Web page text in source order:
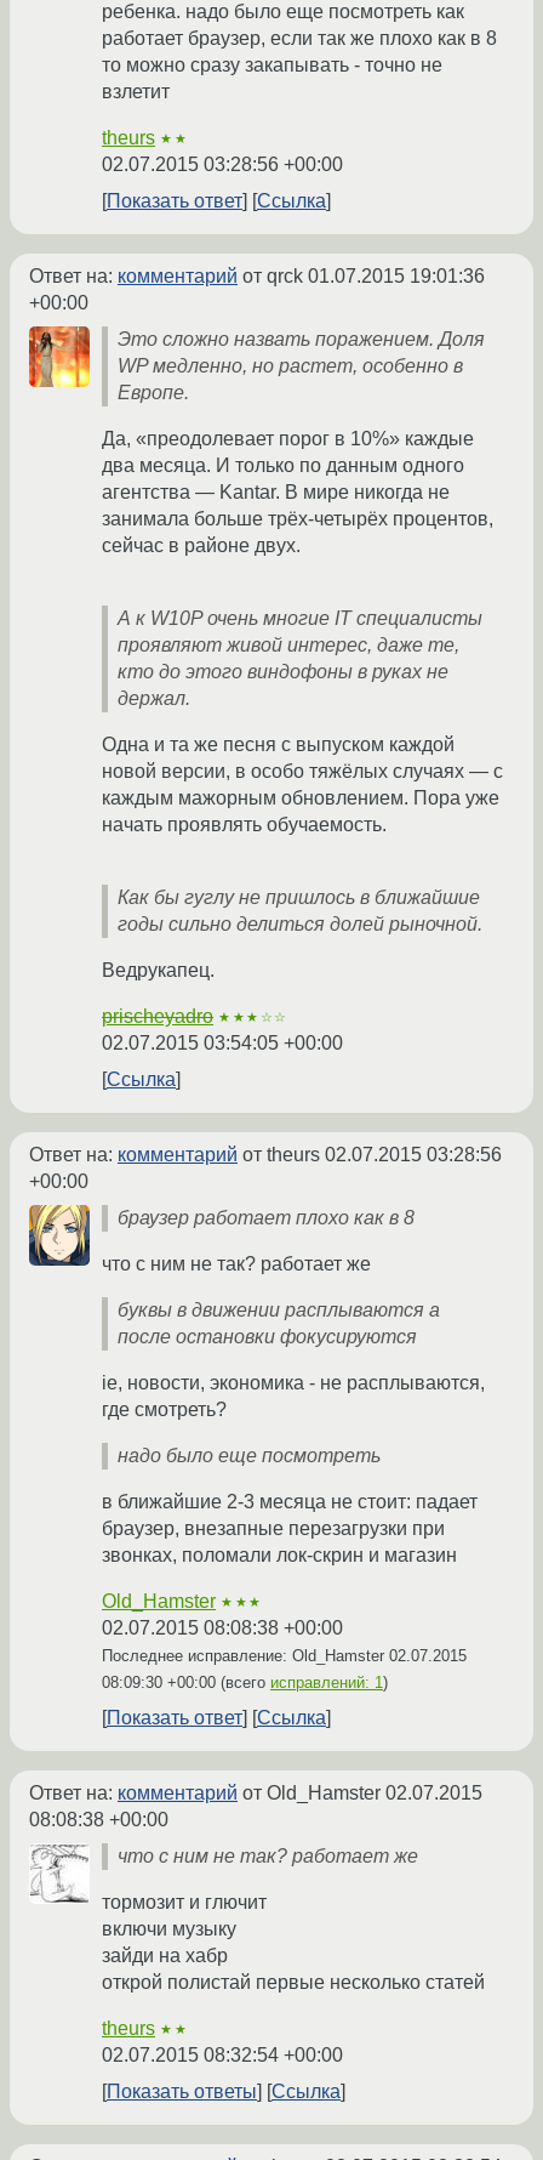
ребенка. надо было еще посмотреть как
работает браузер, если так же плохо как в 8
то можно сразу закапывать - точно не
взлетит
theurs ★★
02.07.2015 03:28:56 +00:00
Показать ответ
Ссылка
Ответ на: комментарий от qrck 01.07.2015 19:01:36
+00:00
Это сложно назвать поражением. Доля
WP медленно, но растет, особенно в
Европе.
Да, «преодолевает порог в 10%» каждые
два месяца. И только по данным одного
агентства — Kantar. В мире никогда не
занимала больше трёх-четырёх процентов,
сейчас в районе двух.
А к W10P очень многие IT специалисты
проявляют живой интерес, даже те,
кто до этого виндофоны в руках не
держал.
Одна и та же песня с выпуском каждой
новой версии, в особо тяжёлых случаях — с
каждым мажорным обновлением. Пора уже
начать проявлять обучаемость.
Как бы гуглу не пришлось в ближайшие
годы сильно делиться долей рыночной.
Ведрукапец.
prischeyadro ★★★☆☆
02.07.2015 03:54:05 +00:00
Ссылка
Ответ на: комментарий от theurs 02.07.2015 03:28:56
+00:00
браузер работает плохо как в 8
что с ним не так? работает же
буквы в движении расплываются а
после остановки фокусируются
ie, новости, экономика - не расплываются,
где смотреть?
надо было еще посмотреть
в ближайшие 2-3 месяца не стоит: падает
браузер, внезапные перезагрузки при
звонках, поломали лок-скрин и магазин
Old_Hamster ★★★
02.07.2015 08:08:38 +00:00
Последнее исправление: Old_Hamster 02.07.2015
08:09:30 +00:00 (всего исправлений: 1)
Показать ответ Ссылка
Ответ на: комментарий от Old_Hamster 02.07.2015
08:08:38 +00:00
что с ним не так? работает же
тормозит и глючит
включи музыку
зайди на хабр
открой полистай первые несколько статей
theurs ★★
02.07.2015 08:32:54 +00:00
Показать ответы
Ссылка